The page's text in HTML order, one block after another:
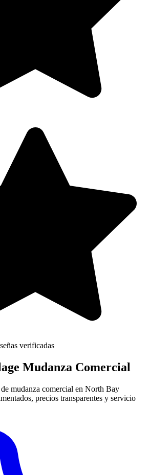
verificadas
Mudanza Comercial
mudanza comercial en North Bay
precios transparentes y servicio